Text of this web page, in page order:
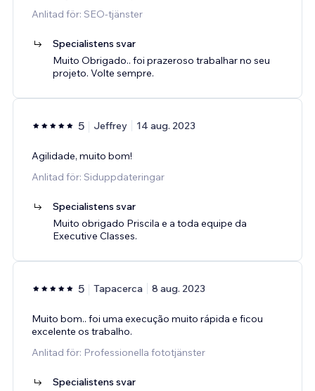
Anlitad för: SEO-tjänster
Specialistens svar
Muito Obrigado.. foi prazeroso trabalhar no seu
projeto. Volte sempre.
5 Jeffrey 14 aug. 2023
Agilidade, muito bom!
Anlitad för: Siduppdateringar
Specialistens svar
Muito obrigado Priscila e a toda equipe da
Executive Classes.
5 Tapacerca 8 aug. 2023
Muito bom.. foi uma execução muito rápida e ficou
excelente os trabalho.
Anlitad för: Professionella fototjänster
Specialistens svar